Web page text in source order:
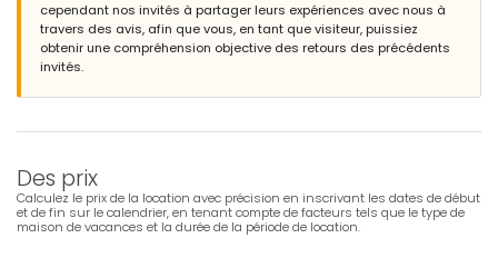
cependant nos invités à partager leurs expériences avec nous à
travers des avis, afin que vous, en tant que visiteur, puissiez
obtenir une compréhension objective des retours des précédents
invités.
Des prix
Calculez le prix de la location avec précision en inscrivant les dates de début
et de fin sur le calendrier, en tenant compte de facteurs tels que le type de
maison de vacances et la durée de la période de location.